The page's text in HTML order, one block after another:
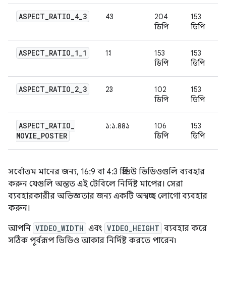
ASPECT_RATIO_4_3 4:3
204
ডিপি
153
ডিপি
ASPECT_RATIO_1_1 1:1
153
ডিপি
153
ডিপি
ASPECT_RATIO_2_3 2:3
102
ডিপি
153
ডিপি
ASPECT_RATIO_
MOVIE_POSTER
১:১.৪৪১
106
ডিপি
153
ডিপি
সর্বোত্তম মানের জন্য, 16:9 বা 4:3 প্রিভিউ ভিডিওগুলি ব্যবহার
করুন যেগুলি অন্তত এই টেবিলে নির্দিষ্ট মাপের। সেরা
ব্যবহারকারীর অভিজ্ঞতার জন্য একটি অস্বচ্ছ লোগো ব্যবহার
করুন।
আপনি VIDEO_WIDTH এবং VIDEO_HEIGHT ব্যবহার করে
সঠিক পূর্বরূপ ভিডিও আকার নির্দিষ্ট করতে পারেন৷